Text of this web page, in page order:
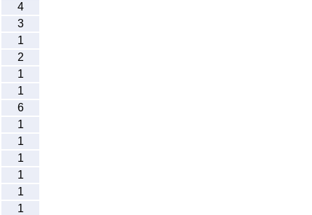
4
3
1
2
1
1
6
1
1
1
1
1
1